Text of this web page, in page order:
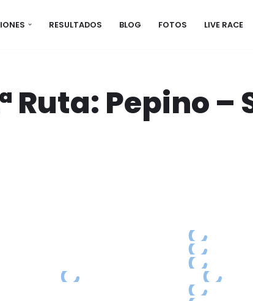
RESULTADOS BLOG FOTOS LIVE RACE
Ruta: Pepino –